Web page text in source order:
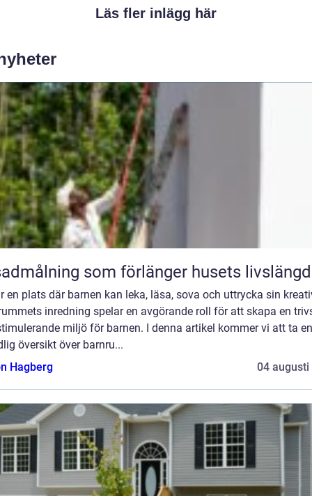
Läs fler inlägg här
som förlänger husets livslängd
en plats där barnen kan leka, läsa, sova och uttrycka sin
inredning spelar en avgörande roll för att skapa en
miljö för barnen. I denna artikel kommer vi att ta en
översikt över barnru...
Hagberg
04 augusti